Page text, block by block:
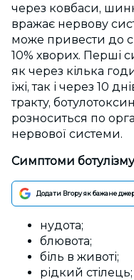
через ковбаси,
вражає нервову
може привести до
10% хворих. Перші
як через кілька
їжі, так і через 10
тракту,
розноситься по
нервової системи.
Симптоми
Додати Вгору як бажане
нудота;
блювота;
біль в животі;
рідкий стілець;